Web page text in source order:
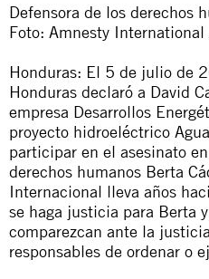
Defensora de los derechos
Foto: Amnesty
Honduras: El 5 de julio de
Honduras declaró a David
empresa Desarrollos
proyecto hidroeléctrico
participar en el asesinato
derechos humanos Berta
Internacional lleva años
se haga justicia para Berta
comparezcan ante la
responsables de ordenar o